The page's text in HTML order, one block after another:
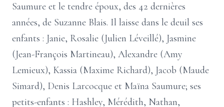
Saumure et le tendre époux, des 42 dernières
années, de Suzanne Blais. Il laisse dans le deuil ses
enfants : Janie, Rosalie (Julien Léveillé), Jasmine
(Jean-François Martineau), Alexandre (Amy
Lemieux), Kassia (Maxime Richard), Jacob (Maude
Simard), Denis Larcocque et Maïna Saumure; ses
petits-enfants : Hashley, Mérédith, Nathan,